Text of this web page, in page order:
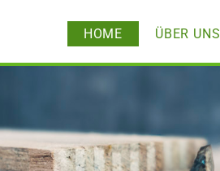
HOME ÜBER UNS